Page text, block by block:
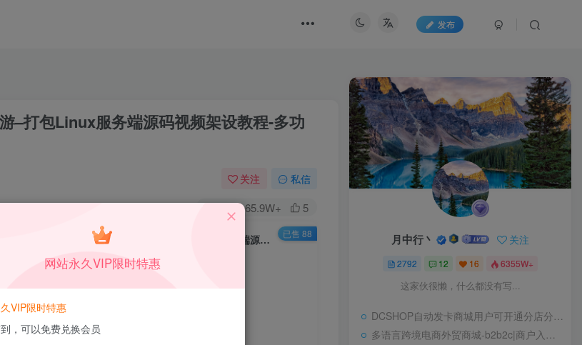
发布
–打包Linux服务端源码视频架设教程-多功
关注 私信
0 65.9W+ 5
【我叫MT1特色优化版】经典怀旧卡牌回合抽卡手游–打包Linux服务端源码视频架设教程-多功能GM后台工具-网页注册-安卓版本！
，请付费后查看
￥99
￥2.99 DS高级会员
已售 88 月中行丶 关注
2792 12 16 6355W+
这家伙很懒，什么都没有写...
DCSHOP自动发卡商城用户可开通分店分销，支持实物发货，自带博客功能
多语言跨境电商外贸商城-b2b2c|商户入驻|随机物流|信用分|平台代发
网站永久VIP限时特惠
VIP限时特惠
，可以免费兑换会员